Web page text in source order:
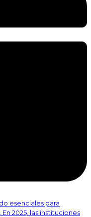
esenciales para
2025, las instituciones